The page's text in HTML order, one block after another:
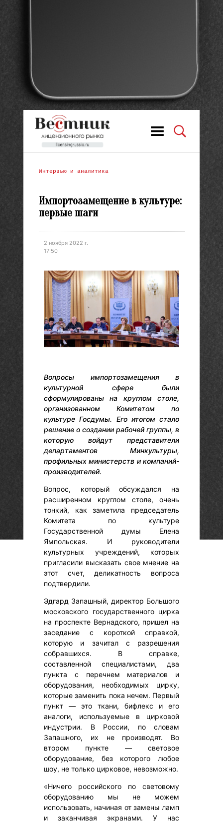
Интервью и аналитика
Импортозамещение в культуре:
первые шаги
2 ноября 2022 г.
17:50
Вопросы импортозамещения в
культурной сфере были
сформулированы на круглом столе,
организованном Комитетом по
культуре Госдумы. Его итогом стало
решение о создании рабочей группы, в
которую войдут представители
департаментов Минкультуры,
профильных министерств и компаний-
производителей.
Вопрос, который обсуждался на
расширенном круглом столе, очень
тонкий, как заметила председатель
Комитета по культуре
Государственной думы Елена
Ямпольская. И руководители
культурных учреждений, которых
пригласили высказать свое мнение на
этот счет, деликатность вопроса
подтвердили.
Эдгард Запашный, директор Большого
московского государственного цирка
на проспекте Вернадского, пришел на
заседание с короткой справкой,
которую и зачитал с разрешения
собравшихся. В справке,
составленной специалистами, два
пункта с перечнем материалов и
оборудования, необходимых цирку,
которые заменить пока нечем. Первый
пункт — это ткани, бифлекс и его
аналоги, используемые в цирковой
индустрии. В России, по словам
Запашного, их не производят. Во
втором пункте — световое
оборудование, без которого любое
шоу, не только цирковое, невозможно.
«Ничего российского по световому
оборудованию мы не можем
использовать, начиная от замены ламп
и заканчивая экранами. У нас